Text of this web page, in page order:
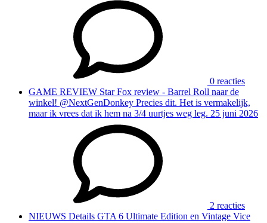
0 reacties
GAME REVIEW Star Fox review - Barrel Roll naar de
winkel! @NextGenDonkey Precies dit. Het is vermakelijk,
maar ik vrees dat ik hem na 3/4 uurtjes weg leg. 25 juni 2026
2 reacties
NIEUWS Details GTA 6 Ultimate Edition en Vintage Vice